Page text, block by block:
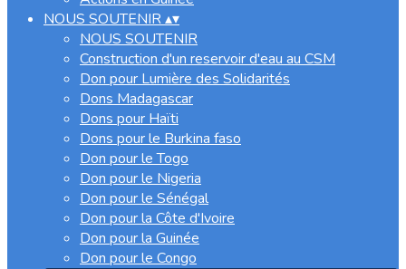
NOUS SOUTENIR▴▾
NOUS SOUTENIR
Construction d'un reservoir d'eau au CSM
Don pour Lumière des Solidarités
Dons Madagascar
Dons pour Haïti
Dons pour le Burkina faso
Don pour le Togo
Don pour le Nigeria
Don pour le Sénégal
Don pour la Côte d'Ivoire
Don pour la Guinée
Don pour le Congo